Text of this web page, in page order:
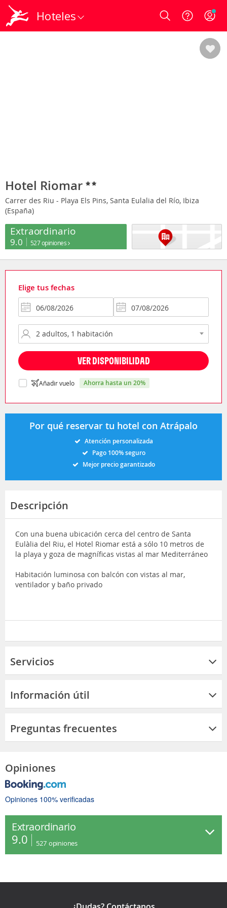
Hoteles Login
Hotel Riomar
Carrer des Riu - Playa Els Pins, Santa Eulalia del Río, Ibiza
(España)
Extraordinario
9.0 527 opiniones
Elige tus fechas
VER DISPONIBILIDAD
Añadir vuelo ahorra hasta un 20%
Por qué reservar tu hotel con Atrápalo
Atención personalizada
Pago 100% seguro
Mejor precio garantizado
Descripción
Con una buena ubicación cerca del centro de Santa
Eulàlia del Riu, el Hotel Riomar está a sólo 10 metros de
la playa y goza de magníficas vistas al mar Mediterráneo
Habitación luminosa con balcón con vistas al mar,
ventilador y baño privado
Servicios
Información útil
Preguntas frecuentes
Opiniones
Opiniones 100% verificadas
Extraordinario
9.0 527 opiniones